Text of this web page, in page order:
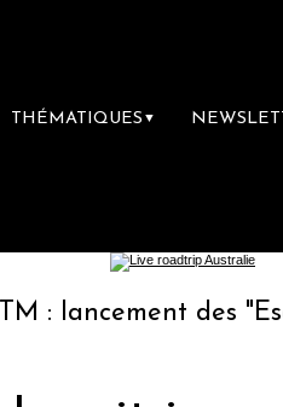
THÉMATIQUES ▼
des "Escales